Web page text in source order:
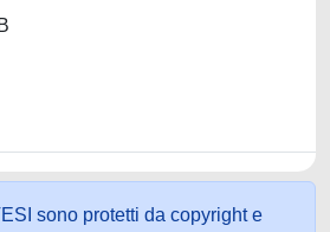
sono protetti da copyright e